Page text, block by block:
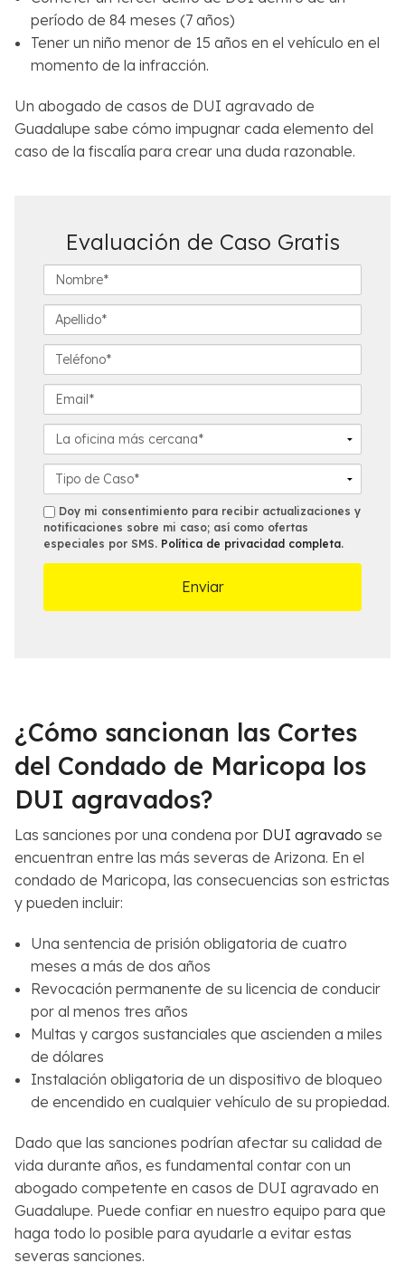
período de 84 meses (7 años)
Tener un niño menor de 15 años en el vehículo en el
momento de la infracción.
Un abogado de casos de DUI agravado de
Guadalupe sabe cómo impugnar cada elemento del
caso de la fiscalía para crear una duda razonable.
Evaluación de Caso Gratis
o
m
r
*
p
e
l
d
*
e
l
f
n
*
m
a
l
a
o
i
c
i
n
a
n
a
*
e
t
a
l
l
s
o
*
s
m
s
Doy mi consentimiento para recibir actualizaciones y
notificaciones sobre mi caso; así como ofertas
especiales por SMS. Política de privacidad completa.
¿Cómo sancionan las Cortes
del Condado de Maricopa los
DUI agravados?
Las sanciones por una condena por DUI agravado se
encuentran entre las más severas de Arizona. En el
condado de Maricopa, las consecuencias son estrictas
y pueden incluir:
Una sentencia de prisión obligatoria de cuatro
meses a más de dos años
Revocación permanente de su licencia de conducir
por al menos tres años
Multas y cargos sustanciales que ascienden a miles
de dólares
Instalación obligatoria de un dispositivo de bloqueo
de encendido en cualquier vehículo de su propiedad.
Dado que las sanciones podrían afectar su calidad de
vida durante años, es fundamental contar con un
abogado competente en casos de DUI agravado en
Guadalupe. Puede confiar en nuestro equipo para que
haga todo lo posible para ayudarle a evitar estas
severas sanciones.